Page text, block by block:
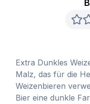
Extra Dunkles
Malz, das für die
Weizenbieren
Bier eine dunkle